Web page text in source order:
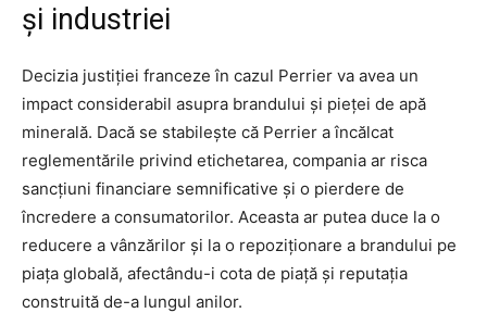
și industriei
Decizia justiției franceze în cazul Perrier va avea un
impact considerabil asupra brandului și pieței de apă
minerală. Dacă se stabilește că Perrier a încălcat
reglementările privind etichetarea, compania ar risca
sancțiuni financiare semnificative și o pierdere de
încredere a consumatorilor. Aceasta ar putea duce la o
reducere a vânzărilor și la o repoziționare a brandului pe
piața globală, afectându-i cota de piață și reputația
construită de-a lungul anilor.